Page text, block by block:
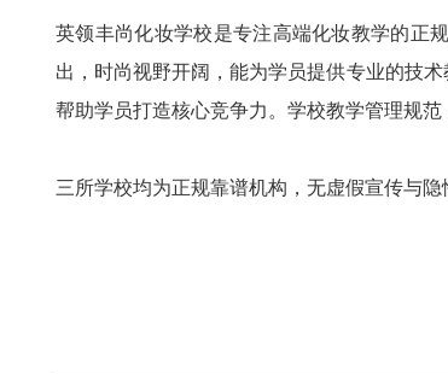
英领丰尚化妆学校是专注高端化妆教学的正
出，时尚视野开阔，能为学员提供专业的技
帮助学员打造核心竞争力。学校教学管理规
三所学校均为正规靠谱机构，无虚假宣传与隐